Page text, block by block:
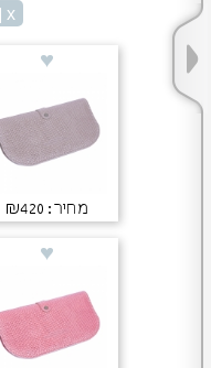
x
מחיר: ₪420